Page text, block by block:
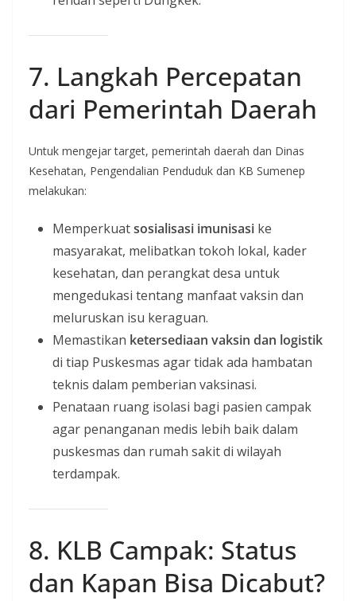
7. Langkah Percepatan
dari Pemerintah Daerah
Untuk mengejar target, pemerintah daerah dan Dinas
Kesehatan, Pengendalian Penduduk dan KB Sumenep
melakukan:
Memperkuatsosialisasi imunisasi ke
masyarakat, melibatkan tokoh lokal, kader
kesehatan, dan perangkat desa untuk
mengedukasi tentang manfaat vaksin dan
meluruskan isu keraguan.
Memastikan ketersediaan vaksin dan logistik
di tiap Puskesmas agar tidak ada hambatan
teknis dalam pemberian vaksinasi.
Penataan ruang isolasi bagi pasien campak
agar penanganan medis lebih baik dalam
puskesmas dan rumah sakit di wilayah
terdampak.
8. KLB Campak: Status
dan Kapan Bisa Dicabut?